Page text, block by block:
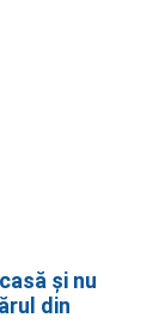
și nu
din